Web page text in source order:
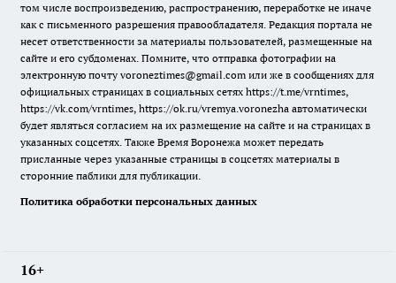
том числе воспроизведению, распространению, переработке не иначе
как с письменного разрешения правообладателя. Редакция портала не
несет ответственности за материалы пользователей, размещенные на
сайте и его субдоменах. Помните, что отправка фотографии на
электронную почту voroneztimes@gmail.com или же в сообщениях для
официальных страницах в социальных сетях https://t.me/vrntimes,
https://vk.com/vrntimes, https://ok.ru/vremya.voronezha автоматически
будет являться согласием на их размещение на сайте и на страницах в
указанных соцсетях. Также Время Воронежа может передать
присланные через указанные страницы в соцсетях материалы в
сторонние паблики для публикации.
Политика обработки персональных данных
16+